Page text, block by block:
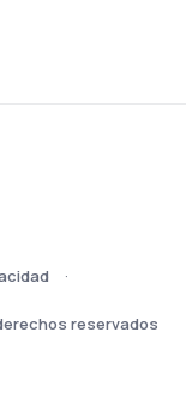
reservados